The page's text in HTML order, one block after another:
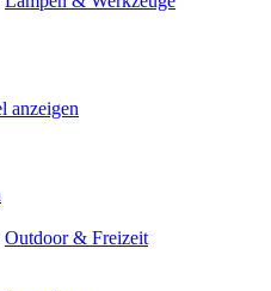
anzeigen
Outdoor & Freizeit